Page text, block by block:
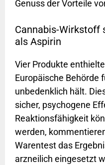
Genuss der Vorteile
Cannabis-Wirkstoff
als Aspirin
Vier Produkte
Europäische Behörde
unbedenklich hält.
sicher, psychogene
Reaktionsfähigkeit
werden,
Warentest das
arzneilich eingesetzt